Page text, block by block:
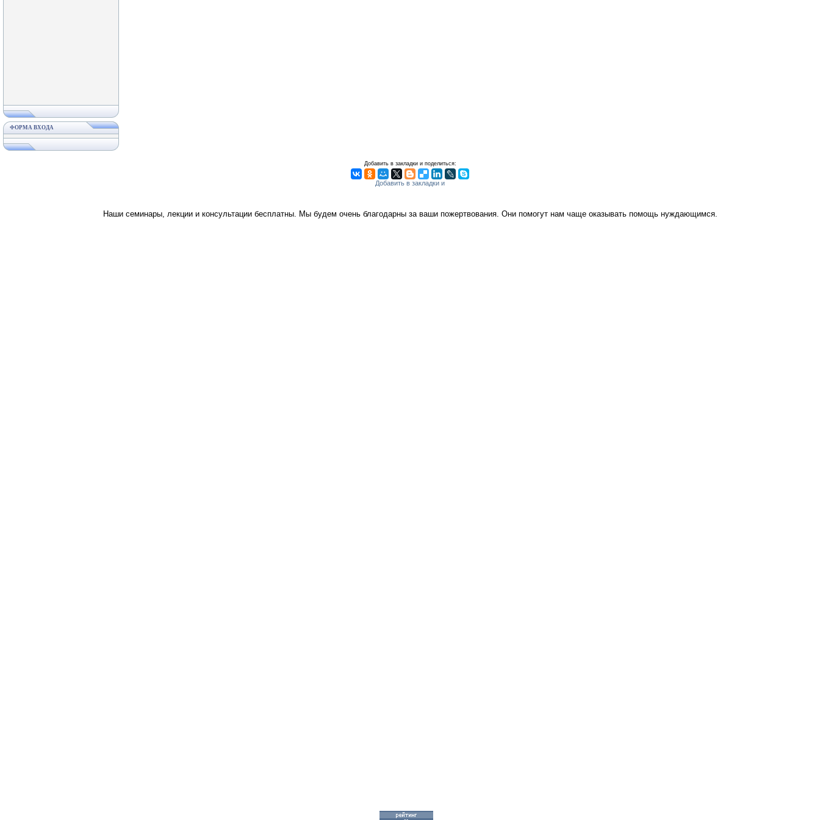
ФОРМА ВХОДА
Добавить в закладки и поделиться:
Наши семинары, лекции и консультации бесплатны. Мы будем очень благодарны за ваши пожертвования. Они помогут нам чаще оказывать помощь нуждающимся.